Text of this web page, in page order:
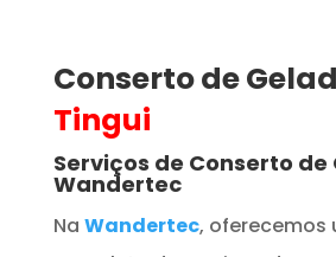
Conserto de
Tingui
Serviços de Conserto
Wandertec
Na Wandertec, oferecemos